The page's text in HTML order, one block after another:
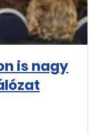
is nagy